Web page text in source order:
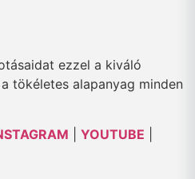
ezzel a kiváló
tökéletes alapanyag minden
YOUTUBE